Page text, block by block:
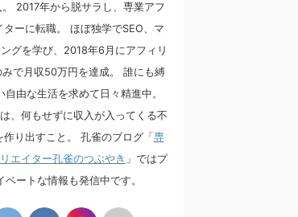
2017年から脱サラし、専業アフ
ターに転職。 ほぼ独学でSEO、マ
グを学び、2018年6月にアフィリ
みで月収50万円を達成。 誰にも縛
自由な生活を求めて日々精進中。
、何もせずに収入が入ってくる不
作り出すこと。 孔雀のブログ「 専
エイター孔雀のつぶやき 」ではプ
ベートな情報も発信中です。